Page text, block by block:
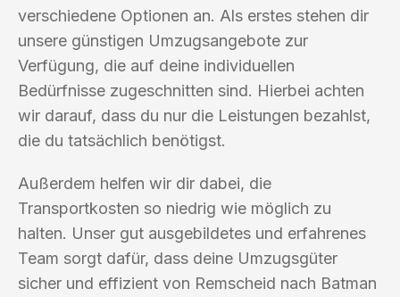
verschiedene Optionen an. Als erstes stehen dir
unsere günstigen Umzugsangebote zur
Verfügung, die auf deine individuellen
Bedürfnisse zugeschnitten sind. Hierbei achten
wir darauf, dass du nur die Leistungen bezahlst,
die du tatsächlich benötigst.
Außerdem helfen wir dir dabei, die
Transportkosten so niedrig wie möglich zu
halten. Unser gut ausgebildetes und erfahrenes
Team sorgt dafür, dass deine Umzugsgüter
sicher und effizient von Remscheid nach Batman